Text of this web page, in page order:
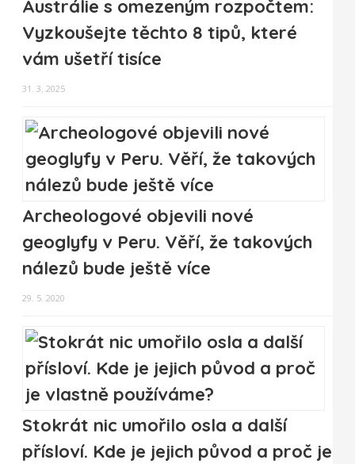
Austrálie s omezeným rozpočtem:
Vyzkoušejte těchto 8 tipů, které
vám ušetří tisíce
31. 3. 2025
Archeologové objevili nové
geoglyfy v Peru. Věří, že takových
nálezů bude ještě více
29. 5. 2020
Stokrát nic umořilo osla a další
přísloví. Kde je jejich původ a proč je